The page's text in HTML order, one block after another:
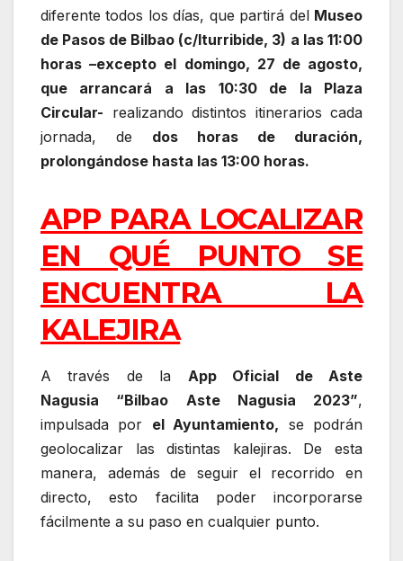
diferente todos los días, que partirá del Museo
de Pasos de Bilbao (c/Iturribide, 3) a las 11:00
horas –excepto el domingo, 27 de agosto,
que arrancará a las 10:30 de la Plaza
Circular- realizando distintos itinerarios cada
jornada, de dos horas de duración,
prolongándose hasta las 13:00 horas.
APP PARA LOCALIZAR
EN QUÉ PUNTO SE
ENCUENTRA LA
KALEJIRA
A través de la App Oficial de Aste
Nagusia “Bilbao Aste Nagusia 2023”,
impulsada por el Ayuntamiento, se podrán
geolocalizar las distintas kalejiras. De esta
manera, además de seguir el recorrido en
directo, esto facilita poder incorporarse
fácilmente a su paso en cualquier punto.